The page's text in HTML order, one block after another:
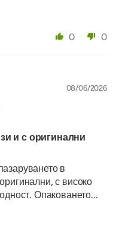
0 0
08/06/2026
и с оригинални
в
с високо
Опаковането...